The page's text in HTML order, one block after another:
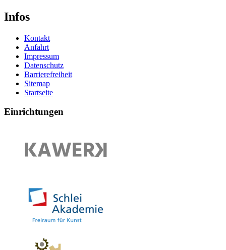
Infos
Kontakt
Anfahrt
Impressum
Datenschutz
Barrierefreiheit
Sitemap
Startseite
Einrichtungen